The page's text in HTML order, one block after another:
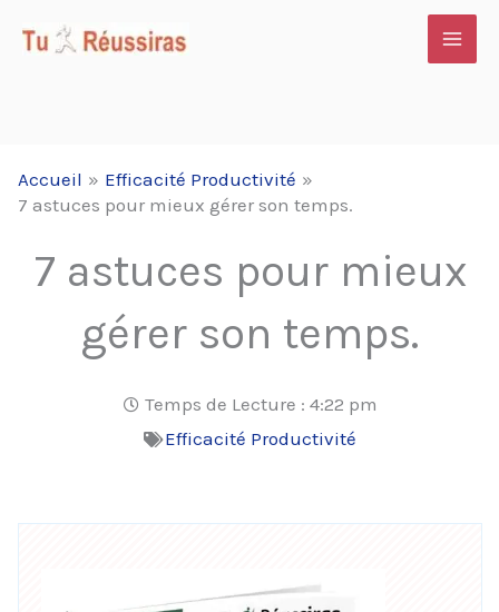
Accueil
Efficacité Productivité
7 astuces pour mieux gérer son temps.
7 astuces pour mieux
gérer son temps.
Temps de Lecture : 4:22 pm
Efficacité Productivité